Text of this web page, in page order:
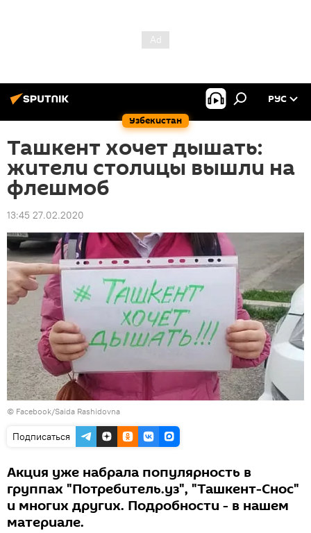
Узбекистан
РУС
Ташкент хочет дышать:
жители столицы вышли на
флешмоб
13:45 27.02.2020
© Facebook/Saida Rashidovna
Подписаться
Акция уже набрала популярность в
группах "Потребитель.уз", "Ташкент-Снос"
и многих других. Подробности - в нашем
материале.